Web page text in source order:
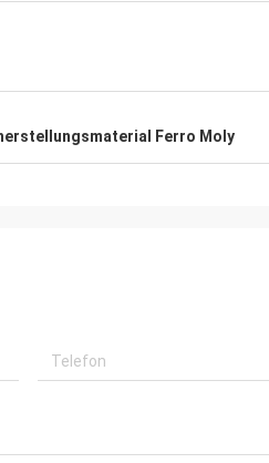
Ferro Moly